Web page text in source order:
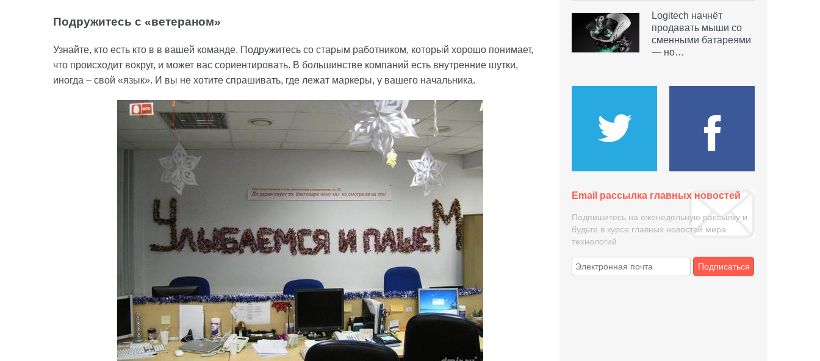
Подружитесь с «ветераном»
Узнайте, кто есть кто в в вашей команде. Подружитесь со старым работником, который хорошо понимает,
что происходит вокруг, и может вас сориентировать. В большинстве компаний есть внутренние шутки,
иногда – свой «язык». И вы не хотите спрашивать, где лежат маркеры, у вашего начальника.
Logitech начнёт
продавать мыши со
сменными батареями
— но…
Email рассылка главных новостей
Подпишитесь на еженедельную рассылку и
будьте в курсе главных новостей мира
технологий
Подписаться